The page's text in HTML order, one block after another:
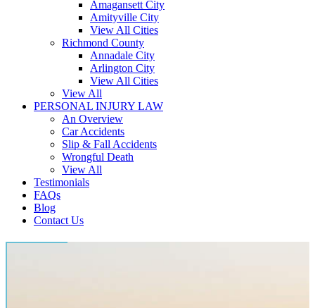
Amagansett City
Amityville City
View All Cities
Richmond County
Annadale City
Arlington City
View All Cities
View All
PERSONAL INJURY LAW
An Overview
Car Accidents
Slip & Fall Accidents
Wrongful Death
View All
Testimonials
FAQs
Blog
Contact Us